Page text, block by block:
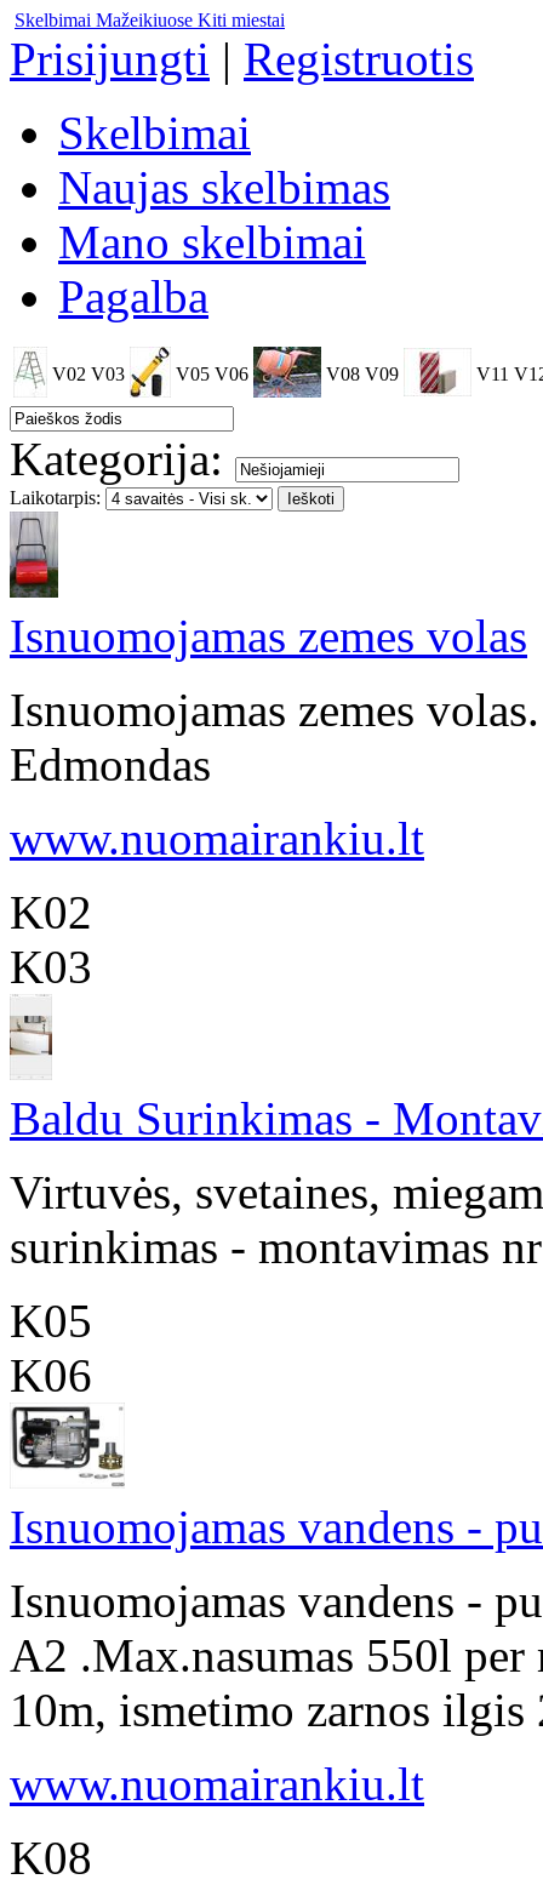
Skelbimai Mažeikiuose Kiti miestai
Prisijungti | Registruotis
Skelbimai
Naujas skelbimas
Mano skelbimai
Pagalba
V02 V03 V05 V06 V08 V09 V11
Kategorija:
Laikotarpis:
Isnuomojamas zemes volas
Isnuomojamas zemes
Edmondas
www.nuomairankiu.lt
K02
K03
Baldu Surinkimas -
Virtuvės, svetaines,
surinkimas - montavimas
K05
K06
Isnuomojamas vandens -
Isnuomojamas vandens -
A2 .Max.nasumas 550l
10m, ismetimo zarnos
www.nuomairankiu.lt
K08